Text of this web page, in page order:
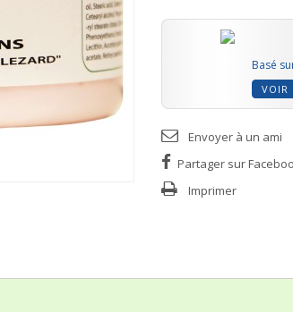
Basé
VOIR
Envoyer à un ami
Partager sur
Imprimer